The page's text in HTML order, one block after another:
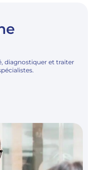
diagnostiquer et traiter